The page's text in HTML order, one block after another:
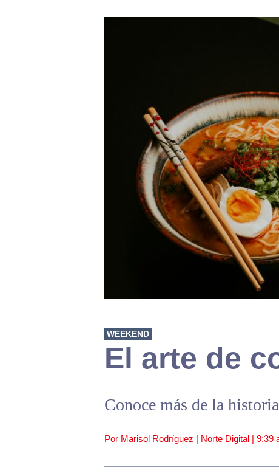
WEEKEND
El arte de
Conoce más de la
Por Marisol Rodríguez | Norte Digital | 9:39